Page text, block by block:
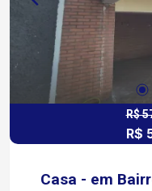
R$
R$
Casa - em